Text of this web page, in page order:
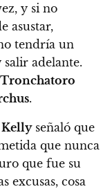
y si no
asustar,
tendría un
adelante.
Tronchatoro
.
señaló que
que nunca
que fue su
excusas, cosa